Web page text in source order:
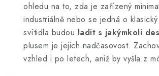
ohledu na to, zda je zařízený
industriálně nebo se jedná o
svítidla budou ladit s jakýmkoli
plusem je jejich nadčasovost.
vzhled i po letech, aniž by vyšla z